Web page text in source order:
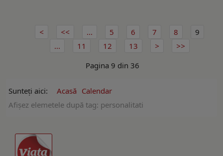
... 5 6 7 8
9
...
11 12
13
Pagina 9 din 36
Sunteți aici: Acasă Calendar
Afişez elemetele după tag: personalitati